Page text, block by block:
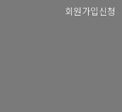
회원가입신청